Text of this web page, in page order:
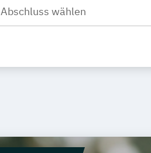
Abschluss wählen